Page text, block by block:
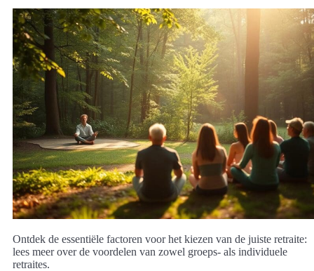
Ontdek de essentiële factoren voor het kiezen van de juiste retraite:
lees meer over de voordelen van zowel groeps- als individuele
retraites.